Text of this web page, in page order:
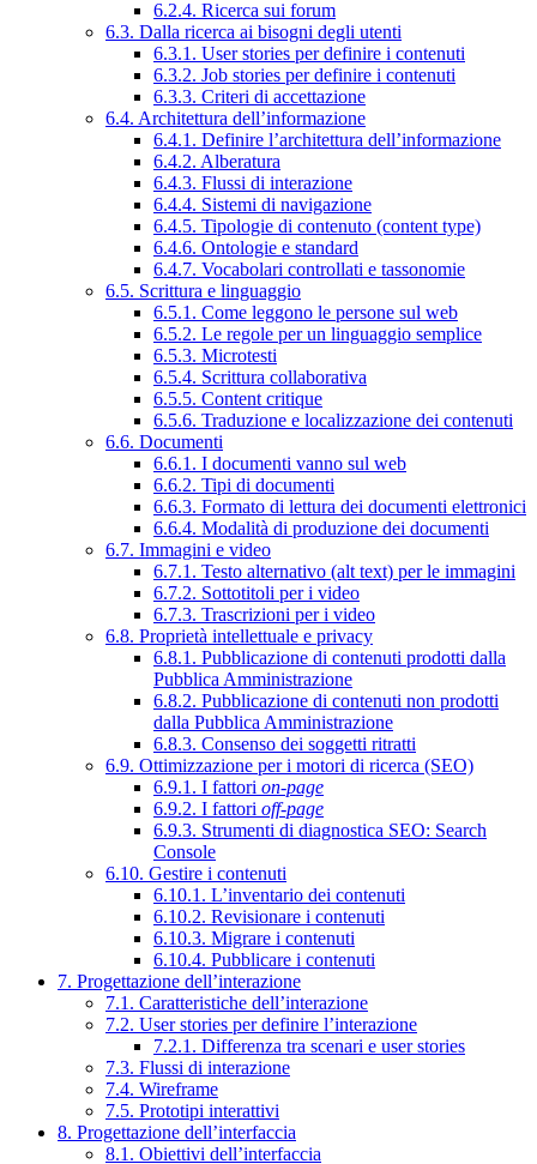
6.2.4. Ricerca sui forum
6.3. Dalla ricerca ai bisogni degli utenti
6.3.1. User stories per definire i contenuti
6.3.2. Job stories per definire i contenuti
6.3.3. Criteri di accettazione
6.4. Architettura dell’informazione
6.4.1. Definire l’architettura dell’informazione
6.4.2. Alberatura
6.4.3. Flussi di interazione
6.4.4. Sistemi di navigazione
6.4.5. Tipologie di contenuto (content type)
6.4.6. Ontologie e standard
6.4.7. Vocabolari controllati e tassonomie
6.5. Scrittura e linguaggio
6.5.1. Come leggono le persone sul web
6.5.2. Le regole per un linguaggio semplice
6.5.3. Microtesti
6.5.4. Scrittura collaborativa
6.5.5. Content critique
6.5.6. Traduzione e localizzazione dei contenuti
6.6. Documenti
6.6.1. I documenti vanno sul web
6.6.2. Tipi di documenti
6.6.3. Formato di lettura dei documenti elettronici
6.6.4. Modalità di produzione dei documenti
6.7. Immagini e video
6.7.1. Testo alternativo (alt text) per le immagini
6.7.2. Sottotitoli per i video
6.7.3. Trascrizioni per i video
6.8. Proprietà intellettuale e privacy
6.8.1. Pubblicazione di contenuti prodotti dalla
Pubblica Amministrazione
6.8.2. Pubblicazione di contenuti non prodotti
dalla Pubblica Amministrazione
6.8.3. Consenso dei soggetti ritratti
6.9. Ottimizzazione per i motori di ricerca (SEO)
6.9.1. I fattori on-page
6.9.2. I fattori off-page
6.9.3. Strumenti di diagnostica SEO: Search
Console
6.10. Gestire i contenuti
6.10.1. L’inventario dei contenuti
6.10.2. Revisionare i contenuti
6.10.3. Migrare i contenuti
6.10.4. Pubblicare i contenuti
7. Progettazione dell’interazione
7.1. Caratteristiche dell’interazione
7.2. User stories per definire l’interazione
7.2.1. Differenza tra scenari e user stories
7.3. Flussi di interazione
7.4. Wireframe
7.5. Prototipi interattivi
8. Progettazione dell’interfaccia
8.1. Obiettivi dell’interfaccia